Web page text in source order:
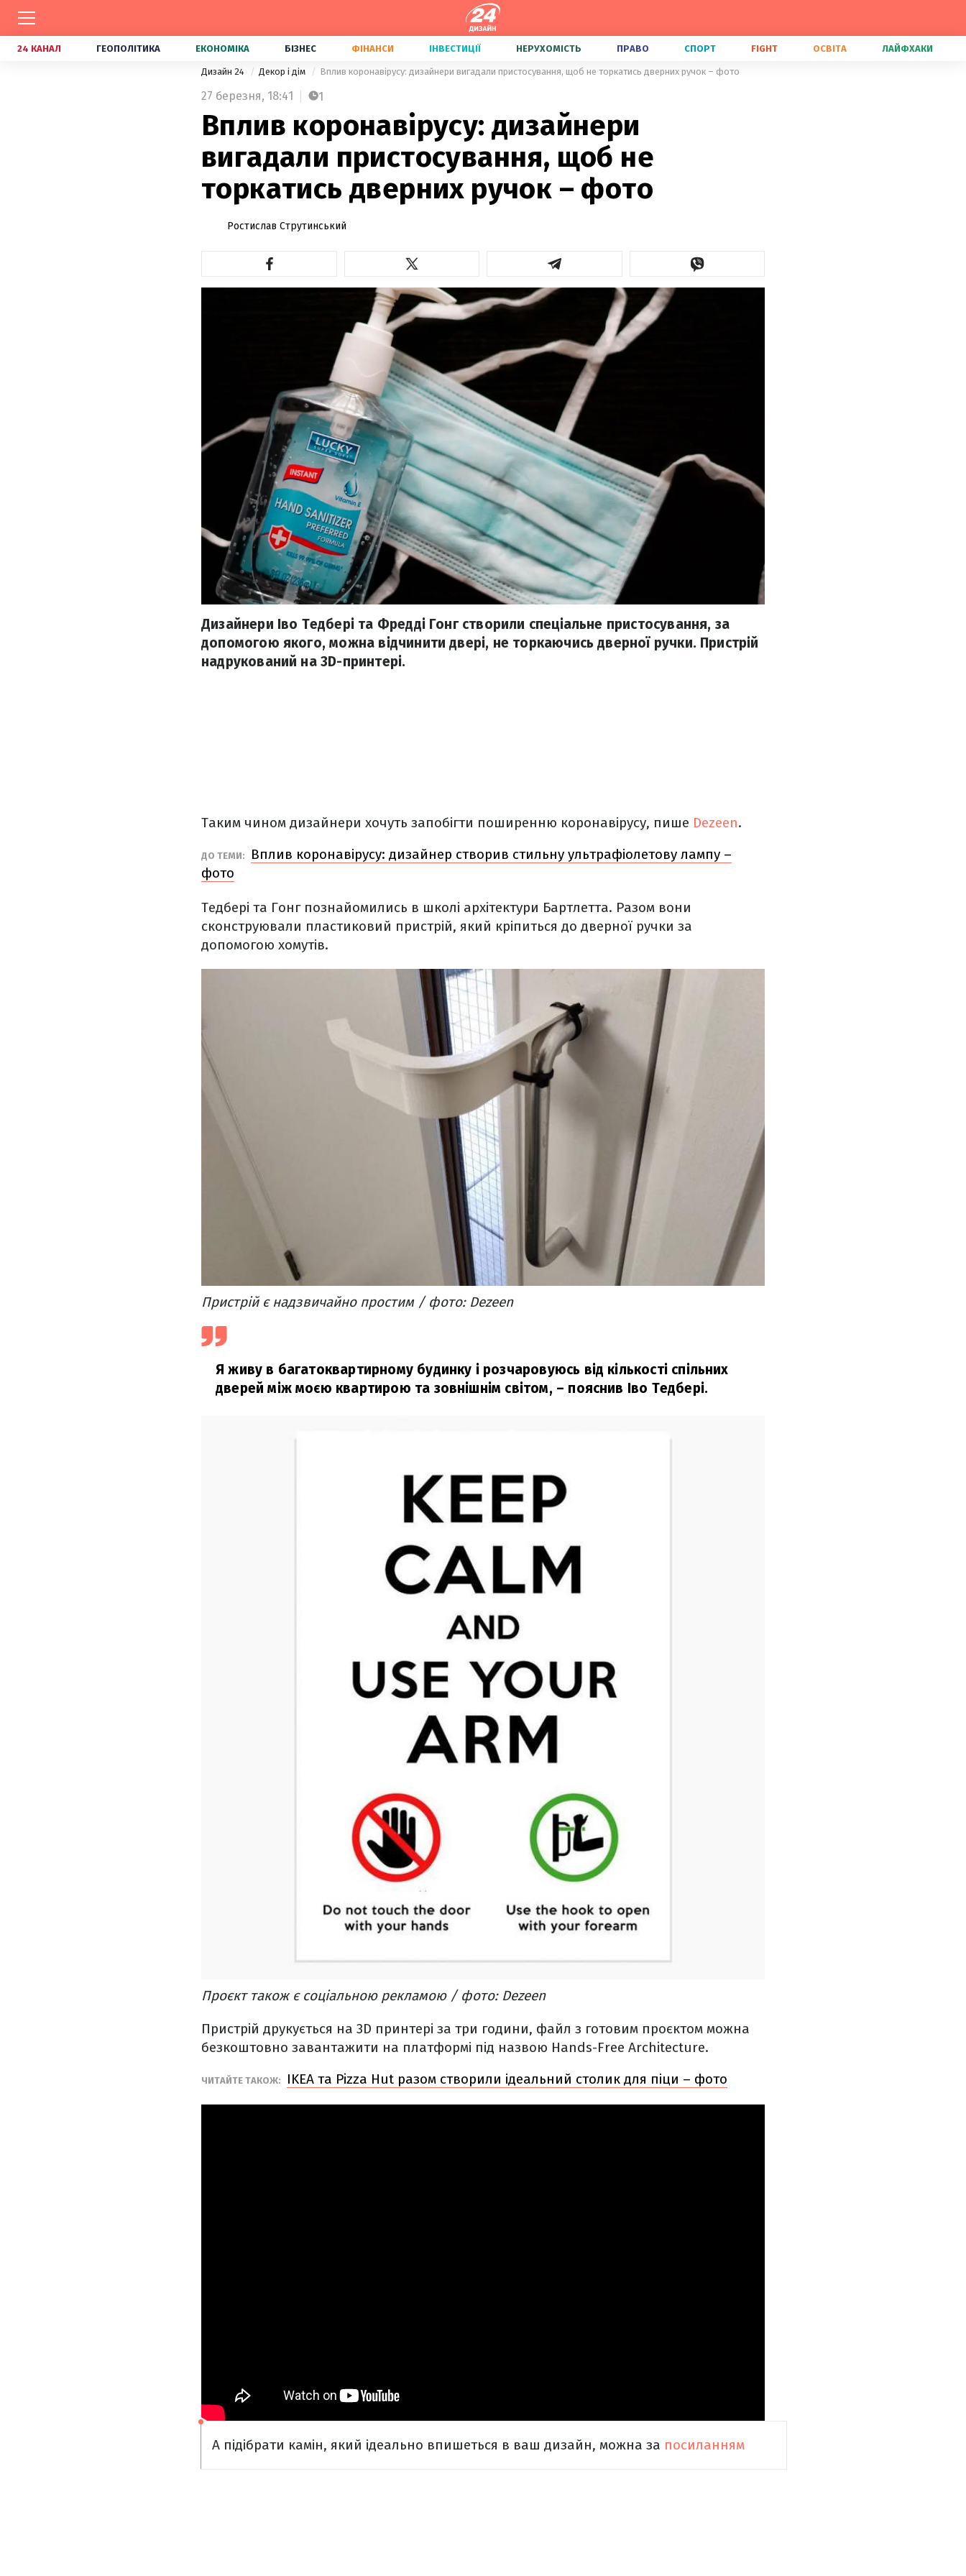
24 КАНАЛ ГЕОПОЛІТИКА ЕКОНОМІКА БІЗНЕС ФІНАНСИ ІНВЕСТИЦІЇ НЕРУХОМІСТЬ ПРАВО СПОРТ FIGHT ОСВІТА ЛАЙФХАКИ
Дизайн 24 Декор і дім Вплив коронавірусу: дизайнери вигадали пристосування, щоб не торкатись дверних ручок – фото
27 березня, 18:41 1
Вплив коронавірусу: дизайнери
вигадали пристосування, щоб не
торкатись дверних ручок – фото
Ростислав Струтинський
Дизайнери Іво Тедбері та Фредді Гонг створили спеціальне пристосування, за
допомогою якого, можна відчинити двері, не торкаючись дверної ручки. Пристрій
надрукований на 3D-принтері.
Таким чином дизайнери хочуть запобігти поширенню коронавірусу, пише Dezeen.
ДО ТЕМИ:
Вплив коронавірусу: дизайнер створив стильну ультрафіолетову лампу –
фото
Тедбері та Гонг познайомились в школі архітектури Бартлетта. Разом вони
сконструювали пластиковий пристрій, який кріпиться до дверної ручки за
допомогою хомутів.
Пристрій є надзвичайно простим / фото: Dezeen
Я живу в багатоквартирному будинку і розчаровуюсь від кількості спільних
дверей між моєю квартирою та зовнішнім світом, – пояснив Іво Тедбері.
Проєкт також є соціальною рекламою / фото: Dezeen
Пристрій друкується на 3D принтері за три години, файл з готовим проєктом можна
безкоштовно завантажити на платформі під назвою Hands-Free Architecture.
ЧИТАЙТЕ ТАКОЖ: IKEA та Pizza Hut разом створили ідеальний столик для піци – фото
А підібрати камін, який ідеально впишеться в ваш дизайн, можна за посиланням